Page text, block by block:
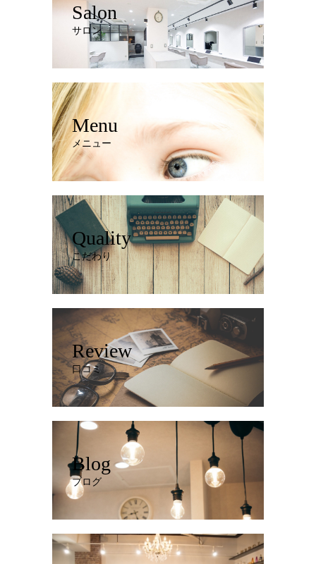
Salon
サロン
Menu
メニュー
Quality
こだわり
Review
口コミ
Blog
ブログ